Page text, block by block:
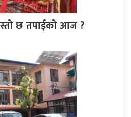
छ तपाईको आज ?